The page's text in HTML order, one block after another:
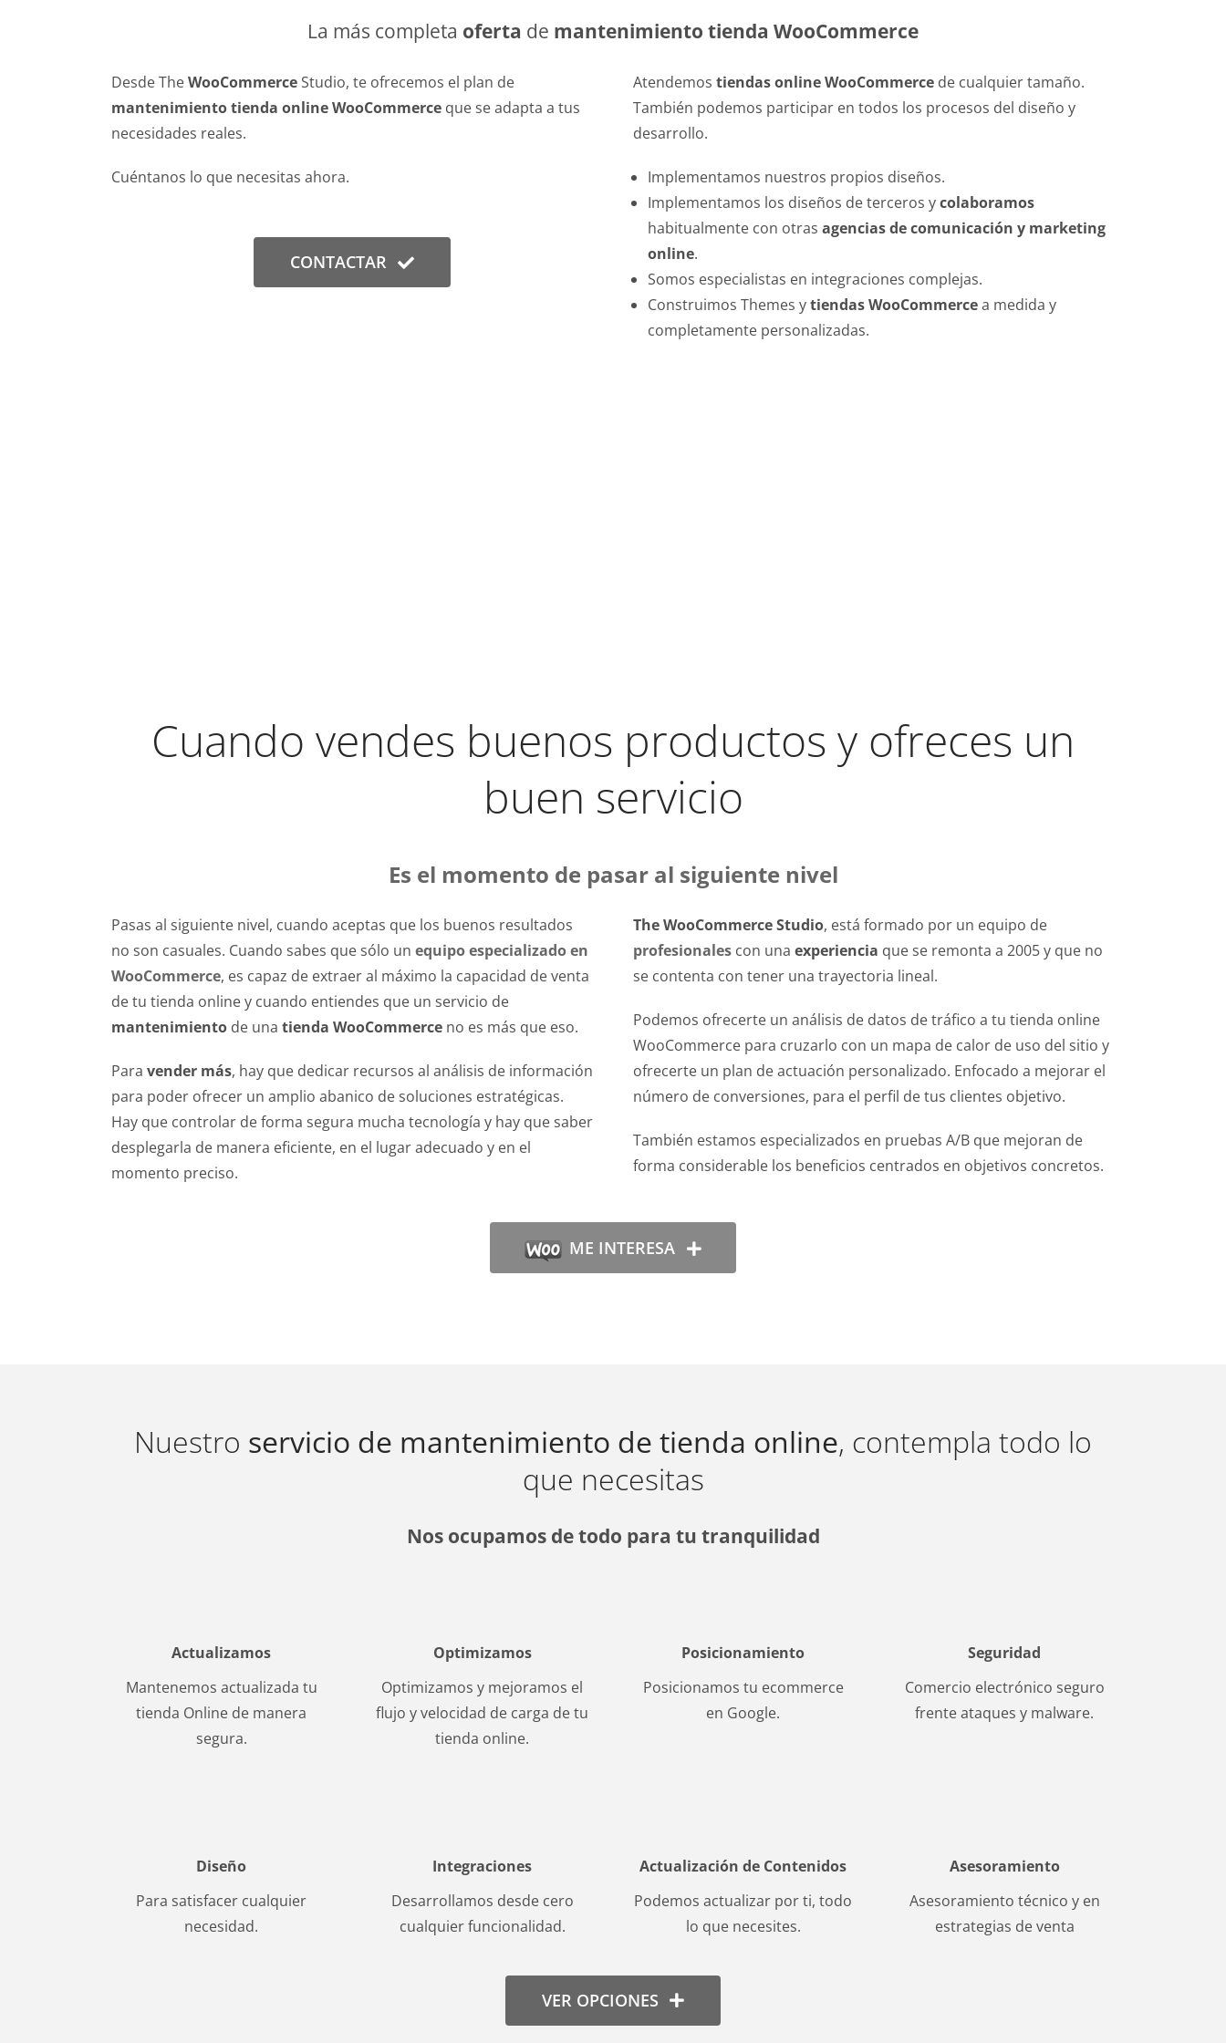
La más completa oferta de mantenimiento tienda WooCommerce
Desde TheWooCommerceStudio, te ofrecemos el plan de
mantenimiento tienda online WooCommerceque se adapta a tus
necesidades reales.
Cuéntanos lo que necesitas ahora.
CONTACTAR
Atendemos tiendas online WooCommercede cualquier tamaño.
También podemos participar en todos los procesos del diseño y
desarrollo.
Implementamos nuestros propios diseños.
Implementamos los diseños de terceros ycolaboramos
habitualmente con otras agencias de comunicación y marketing
online.
Somos especialistas en integraciones complejas.
Construimos Themes ytiendas WooCommercea medida y
completamente personalizadas.
Cuando vendes buenos productos y ofreces un
buen servicio
Es el momento de pasar al siguiente nivel
Pasas al siguiente nivel, cuando aceptas que los buenos resultados
no son casuales. Cuando sabes que sólo un equipo especializado en
WooCommerce, es capaz de extraer al máximo la capacidad de venta
de tu tienda online y cuando entiendes que un servicio de
mantenimientode una tienda WooCommerceno es más que eso.
Para vender más, hay que dedicar recursos al análisis de información
para poder ofrecer un amplio abanico de soluciones estratégicas.
Hay que controlar de forma segura mucha tecnología y hay que saber
desplegarla de manera eficiente, en el lugar adecuado y en el
momento preciso.
The WooCommerce Studio, está formado por un equipo de
profesionales con una experiencia que se remonta a 2005 y que no
se contenta con tener una trayectoria lineal.
Podemos ofrecerte un análisis de datos de tráfico a tu tienda online
WooCommerce para cruzarlo con un mapa de calor de uso del sitio y
ofrecerte un plan de actuación personalizado. Enfocado a mejorar el
número de conversiones, para el perfil de tus clientes objetivo.
También estamos especializados en pruebas A/B que mejoran de
forma considerable los beneficios centrados en objetivos concretos.
ME INTERESA
Nuestro servicio de mantenimiento de tienda online, contempla todo lo
que necesitas
Nos ocupamos de todo para tu tranquilidad
Actualizamos
Mantenemos actualizada tu
tienda Online de manera
segura.
Optimizamos
Optimizamos y mejoramos el
flujo y velocidad de carga de tu
tienda online.
Posicionamiento
Posicionamos tu ecommerce
en Google.
Seguridad
Comercio electrónico seguro
frente ataques y malware.
Diseño
Para satisfacer cualquier
necesidad.
Integraciones
Desarrollamos desde cero
cualquier funcionalidad.
Actualización de Contenidos
Podemos actualizar por ti, todo
lo que necesites.
Asesoramiento
Asesoramiento técnico y en
estrategias de venta
VER OPCIONES